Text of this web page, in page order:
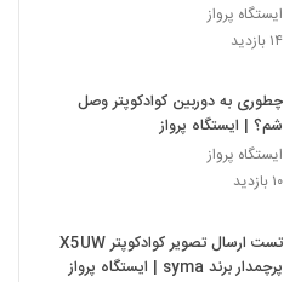
ایستگاه پرواز
۱۴ بازدید
چطوری به دوربین کوادکوپتر وصل
شم؟ | ایستگاه پرواز
ایستگاه پرواز
۱۰ بازدید
تست ارسال تصویر کوادکوپتر X5UW
پرچمدار برند syma | ایستگاه پرواز